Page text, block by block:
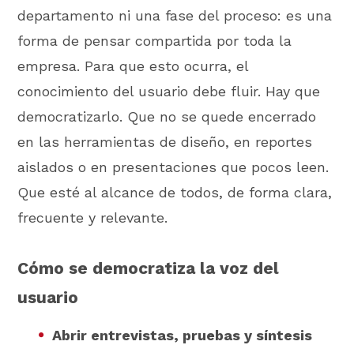
departamento ni una fase del proceso: es una
forma de pensar compartida por toda la
empresa. Para que esto ocurra, el
conocimiento del usuario debe fluir. Hay que
democratizarlo. Que no se quede encerrado
en las herramientas de diseño, en reportes
aislados o en presentaciones que pocos leen.
Que esté al alcance de todos, de forma clara,
frecuente y relevante.
Cómo se democratiza la voz del
usuario
Abrir entrevistas, pruebas y síntesis